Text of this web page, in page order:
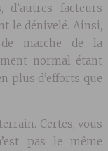
d’autres facteurs
le dénivelé. Ainsi,
marche de la
normal étant
plus d’efforts que
Certes, vous
pas le même